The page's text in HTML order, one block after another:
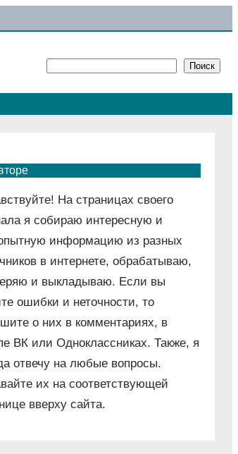
Поиск
На страницах своего
я собираю интересную и
информацию из разных
в интернете, обрабатываю,
и выкладываю. Если вы
ошибки и неточности, то
о них в комментариях, в
ВК или Одноклассниках. Также, я
отвечу на любые вопросы.
их на соответствующей
вверху сайта.